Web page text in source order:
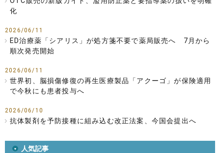
化
2026/06/11
ED治療薬「シアリス」が処方箋不要で薬局販売へ 7月から
順次発売開始
2026/06/11
世界初、脳損傷修復の再生医療製品「アクーゴ」が保険適用
で今秋にも患者投与へ
2026/06/10
抗体製剤を予防接種に組み込む改正法案、今国会提出へ
人気記事